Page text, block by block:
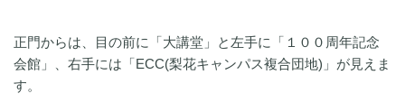
正門からは、目の前に「大講堂」と左手に「１００周年記念
会館」、右手には「ECC(梨花キャンパス複合団地)」が見えま
す。